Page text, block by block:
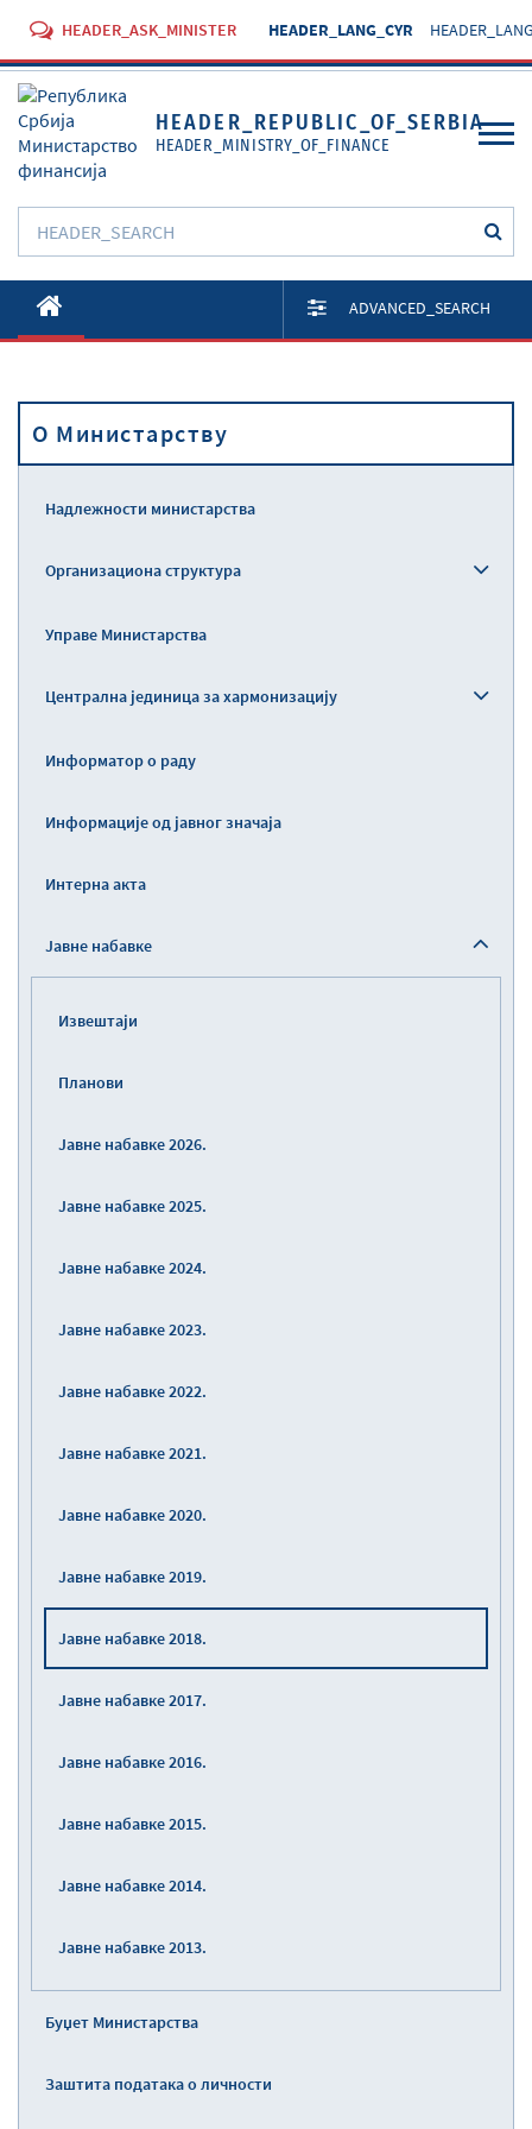
HEADER_ASK_MINISTER HEADER_LANG_CYR
HEADER_REPUBLIC_OF_SERBIA
HEADER_MINISTRY_OF_FINANCE
O Министарству
Активности
Прописи
ADVANCED_SEARCH
O Министарству
Надлежности министарства
Организациона структура
Управе Министарства
Централна јединица за хармонизацију
Информатор о раду
Информације од јавног значаја
Интерна акта
Јавне набавке
Извештаји
Планови
Јавне набавке 2026.
Јавне набавке 2025.
Јавне набавке 2024.
Јавне набавке 2023.
Јавне набавке 2022.
Јавне набавке 2021.
Јавне набавке 2020.
Јавне набавке 2019.
Јавне набавке 2018.
Јавне набавке 2017.
Јавне набавке 2016.
Јавне набавке 2015.
Јавне набавке 2014.
Јавне набавке 2013.
Буџет Министарства
Заштита података о личности